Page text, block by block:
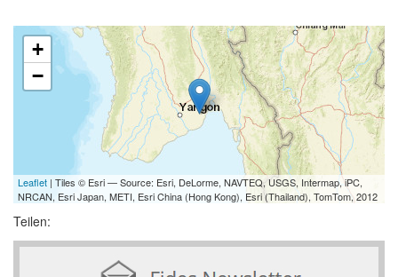
+
−
Leaflet | Tiles © Esri — Source: Esri, DeLorme, NAVTEQ, USGS, Intermap, iPC,
NRCAN, Esri Japan, METI, Esri China (Hong Kong), Esri (Thailand), TomTom, 2012
Teilen: